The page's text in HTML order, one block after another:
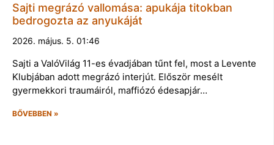
Sajti megrázó vallomása: apukája titokban
bedrogozta az anyukáját
2026. május. 5. 01:46
Sajti a ValóVilág 11-es évadjában tűnt fel, most a Levente
Klubjában adott megrázó interjút. Először mesélt
gyermekkori traumáiról, maffiózó édesapjár…
BŐVEBBEN »